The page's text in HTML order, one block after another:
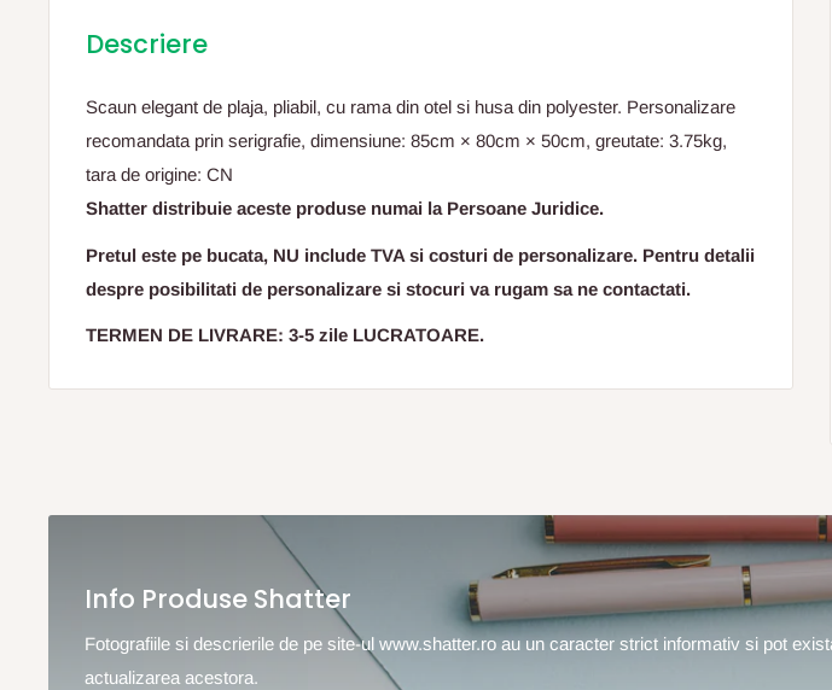
Descriere
Scaun elegant de plaja, pliabil, cu rama din otel si husa din polyester. Personalizare
recomandata prin serigrafie, dimensiune: 85cm × 80cm × 50cm, greutate: 3.75kg,
tara de origine: CN
Shatter distribuie aceste produse numai la Persoane Juridice.
Pretul este pe bucata, NU include TVA si costuri de personalizare. Pentru detalii
despre posibilitati de personalizare si stocuri va rugam sa ne contactati.
TERMEN DE LIVRARE: 3-5 zile LUCRATOARE.
Info Produse Shatter
Fotografiile si descrierile de pe site-ul www.shatter.ro au un caracter strict informativ si pot
actualizarea acestora.